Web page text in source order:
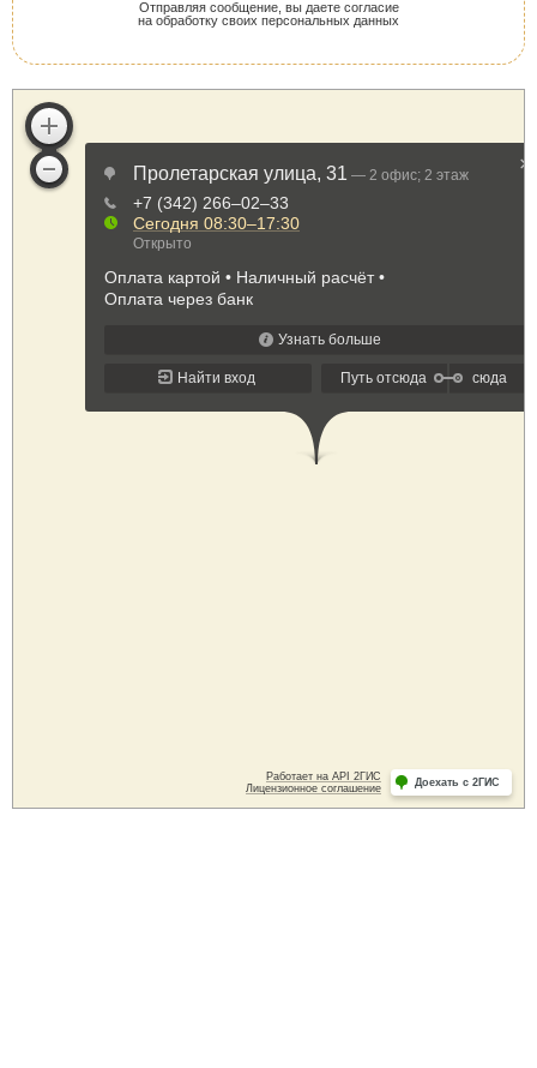
Отправляя сообщение, вы даете согласие
на обработку своих персональных данных